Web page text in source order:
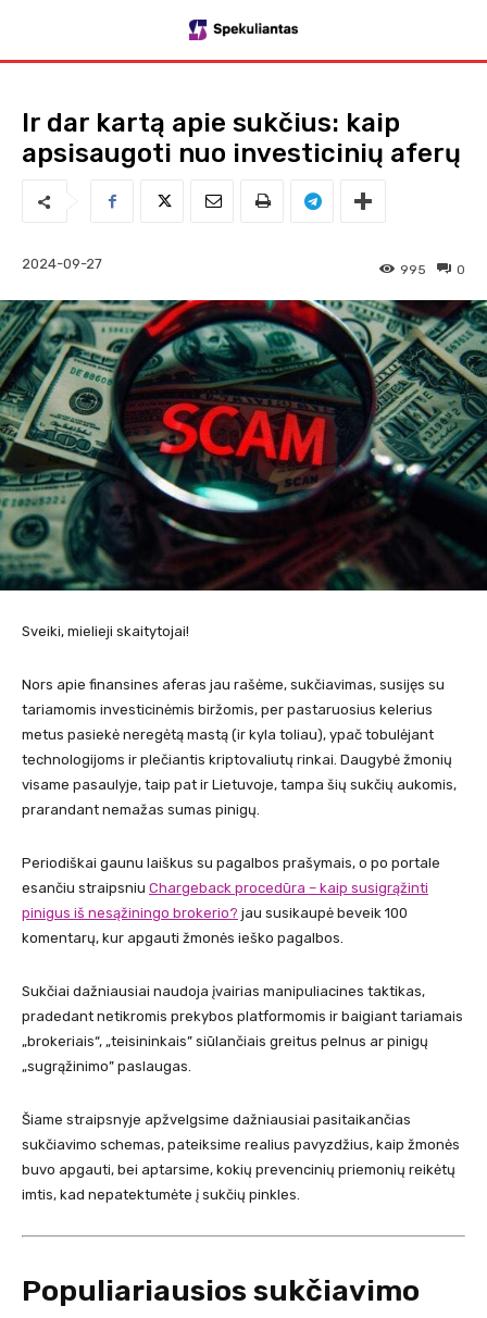
Ir dar kartą apie sukčius: kaip
apsisaugoti nuo investicinių aferų
2024-09-27 0
995
Sveiki, mielieji skaitytojai!
Nors apie finansines aferas jau rašėme, sukčiavimas, susijęs su
tariamomis investicinėmis biržomis, per pastaruosius kelerius
metus pasiekė neregėtą mastą (ir kyla toliau), ypač tobulėjant
technologijoms ir plečiantis kriptovaliutų rinkai. Daugybė žmonių
visame pasaulyje, taip pat ir Lietuvoje, tampa šių sukčių aukomis,
prarandant nemažas sumas pinigų.
Periodiškai gaunu laiškus su pagalbos prašymais, o po portale
esančiu straipsniu Сhargeback procedūra – kaip susigrąžinti
pinigus iš nesąžiningo brokerio? jau susikaupė beveik 100
komentarų, kur apgauti žmonės ieško pagalbos.
Sukčiai dažniausiai naudoja įvairias manipuliacines taktikas,
pradedant netikromis prekybos platformomis ir baigiant tariamais
„brokeriais“, „teisininkais” siūlančiais greitus pelnus ar pinigų
„sugrąžinimo” paslaugas.
Šiame straipsnyje apžvelgsime dažniausiai pasitaikančias
sukčiavimo schemas, pateiksime realius pavyzdžius, kaip žmonės
buvo apgauti, bei aptarsime, kokių prevencinių priemonių reikėtų
imtis, kad nepatektumėte į sukčių pinkles.
Populiariausios sukčiavimo